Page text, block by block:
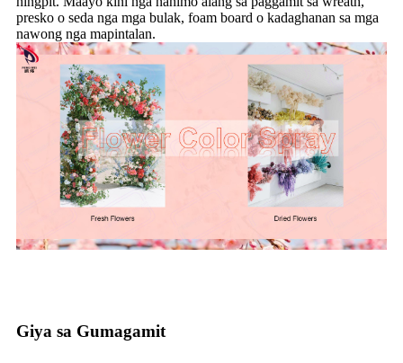
presko o seda nga mga bulak, foam board o kadaghanan sa mga
nawong nga mapintalan.
Giya sa Gumagamit